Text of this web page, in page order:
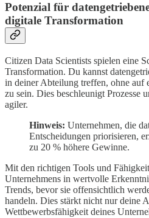
Potenzial für
digitale Transformation
Citizen Data Scientists spielen eine
Transformation. Du kannst
in deiner Abteilung treffen, ohne auf
zu sein. Dies beschleunigt Prozesse
agiler.
Hinweis: Unternehmen, die
Entscheidungen priorisieren,
zu 20 % höhere Gewinne.
Mit den richtigen Tools und
Unternehmens in wertvolle
Trends, bevor sie offensichtlich
handeln. Dies stärkt nicht nur deine
Wettbewerbsfähigkeit deines